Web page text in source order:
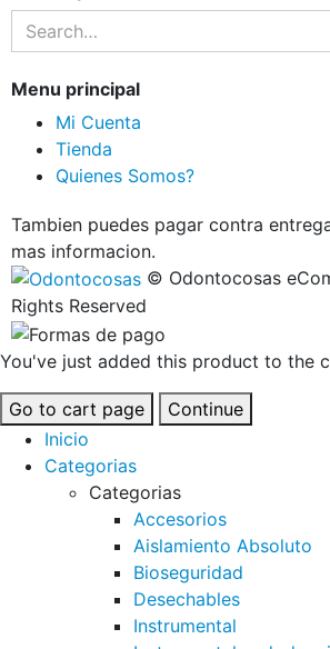
Menu principal
Mi Cuenta
Tienda
Quienes Somos?
Tambien puedes pagar contra
mas informacion.
© Odontocosas
Rights Reserved
You've just added this product to the
Go to cart page
Continue
Inicio
Categorias
Categorias
Accesorios
Aislamiento Absoluto
Bioseguridad
Desechables
Instrumental